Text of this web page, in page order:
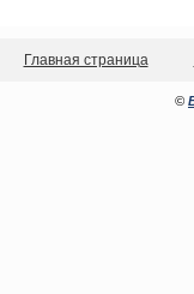
Главная страница
©